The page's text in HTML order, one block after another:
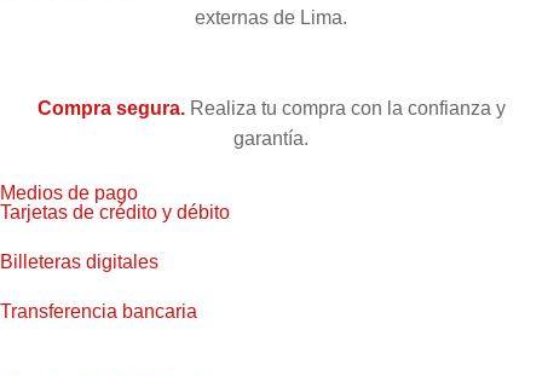
externas de Lima.
Compra segura.Realiza tu compra con la confianza y
garantía.
Medios de pago
Tarjetas de crédito y débito
Billeteras digitales
Transferencia bancaria